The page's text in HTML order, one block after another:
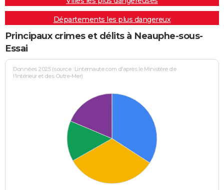
Départements les plus dangereux
Principaux crimes et délits à Neauphe-sous-
Essai
Données 2025 (source : Linternaute.com d'après le Ministère de
l'Intérieur et des Outre-Mer)